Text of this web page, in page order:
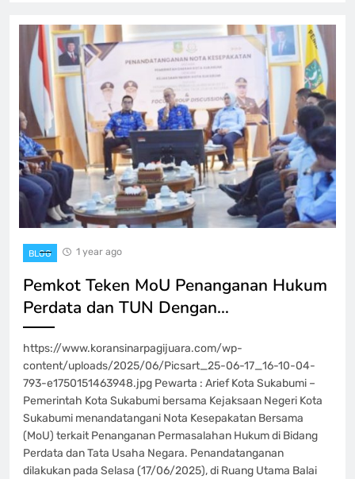
BLOG 1 year ago
Pemkot Teken MoU Penanganan Hukum
Perdata dan TUN Dengan…
https://www.koransinarpagijuara.com/wp-
content/uploads/2025/06/Picsart_25-06-17_16-10-04-
793-e1750151463948.jpg Pewarta : Arief Kota Sukabumi –
Pemerintah Kota Sukabumi bersama Kejaksaan Negeri Kota
Sukabumi menandatangani Nota Kesepakatan Bersama
(MoU) terkait Penanganan Permasalahan Hukum di Bidang
Perdata dan Tata Usaha Negara. Penandatanganan
dilakukan pada Selasa (17/06/2025), di Ruang Utama Balai